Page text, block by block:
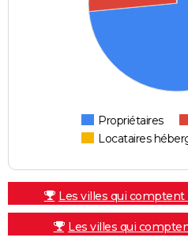
Propriétaires
Locataires
Les villes qui
Les villes qui